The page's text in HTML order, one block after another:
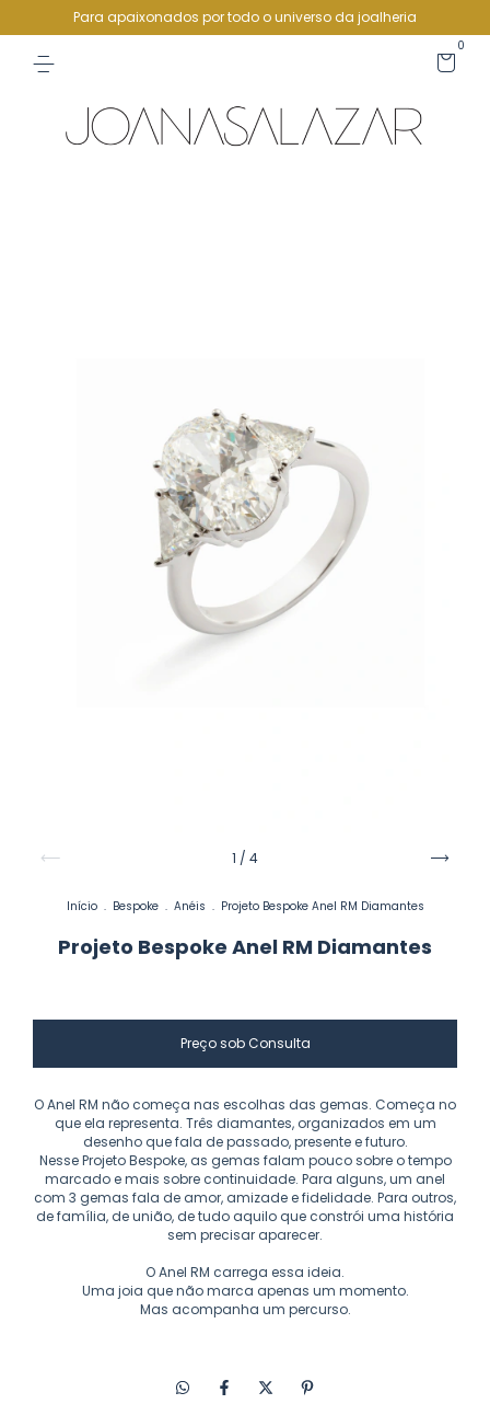
Para apaixonados por todo o universo da joalheria
0
1 / 4
Início . Bespoke . Anéis . Projeto Bespoke Anel RM Diamantes
Projeto Bespoke Anel RM Diamantes
O Anel RM não começa nas escolhas das gemas. Começa no
que ela representa. Três diamantes, organizados em um
desenho que fala de passado, presente e futuro.
Nesse Projeto Bespoke, as gemas falam pouco sobre o tempo
marcado e mais sobre continuidade. Para alguns, um anel
com 3 gemas fala de amor, amizade e fidelidade. Para outros,
de família, de união, de tudo aquilo que constrói uma história
sem precisar aparecer.
O Anel RM carrega essa ideia.
Uma joia que não marca apenas um momento.
Mas acompanha um percurso.